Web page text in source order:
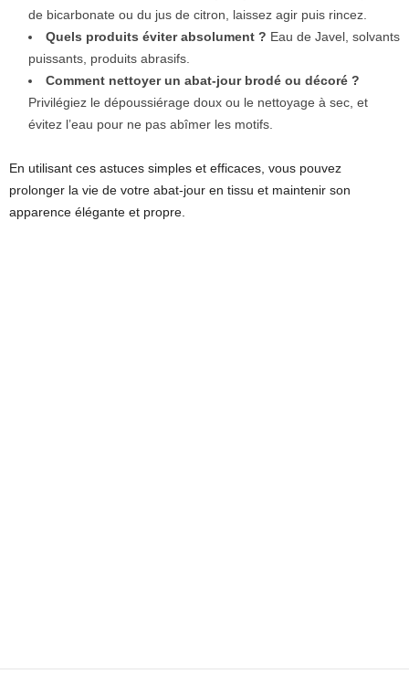
de bicarbonate ou du jus de citron, laissez agir puis rincez.
Quels produits éviter absolument ? Eau de Javel, solvants
puissants, produits abrasifs.
Comment nettoyer un abat-jour brodé ou décoré ?
Privilégiez le dépoussiérage doux ou le nettoyage à sec, et
évitez l’eau pour ne pas abîmer les motifs.
En utilisant ces astuces simples et efficaces, vous pouvez
prolonger la vie de votre abat-jour en tissu et maintenir son
apparence élégante et propre.